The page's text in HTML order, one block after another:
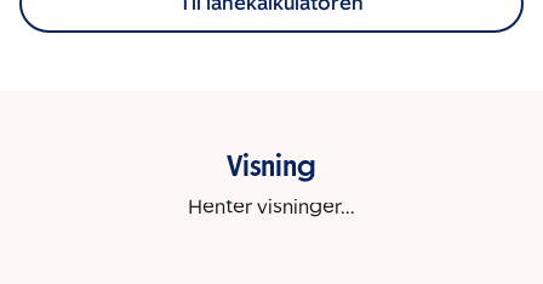
Visning
Henter visninger...